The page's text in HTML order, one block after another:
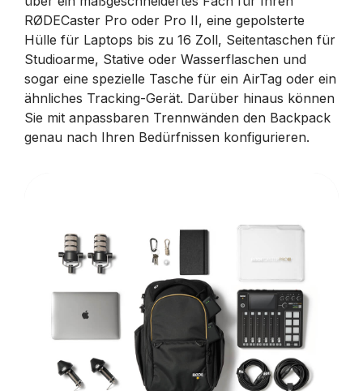
RØDECaster Pro oder Pro II, eine gepolsterte
Hülle für Laptops bis zu 16 Zoll, Seitentaschen für
Studioarme, Stative oder Wasserflaschen und
sogar eine spezielle Tasche für ein AirTag oder ein
ähnliches Tracking-Gerät. Darüber hinaus können
Sie mit anpassbaren Trennwänden den Backpack
genau nach Ihren Bedürfnissen konfigurieren.